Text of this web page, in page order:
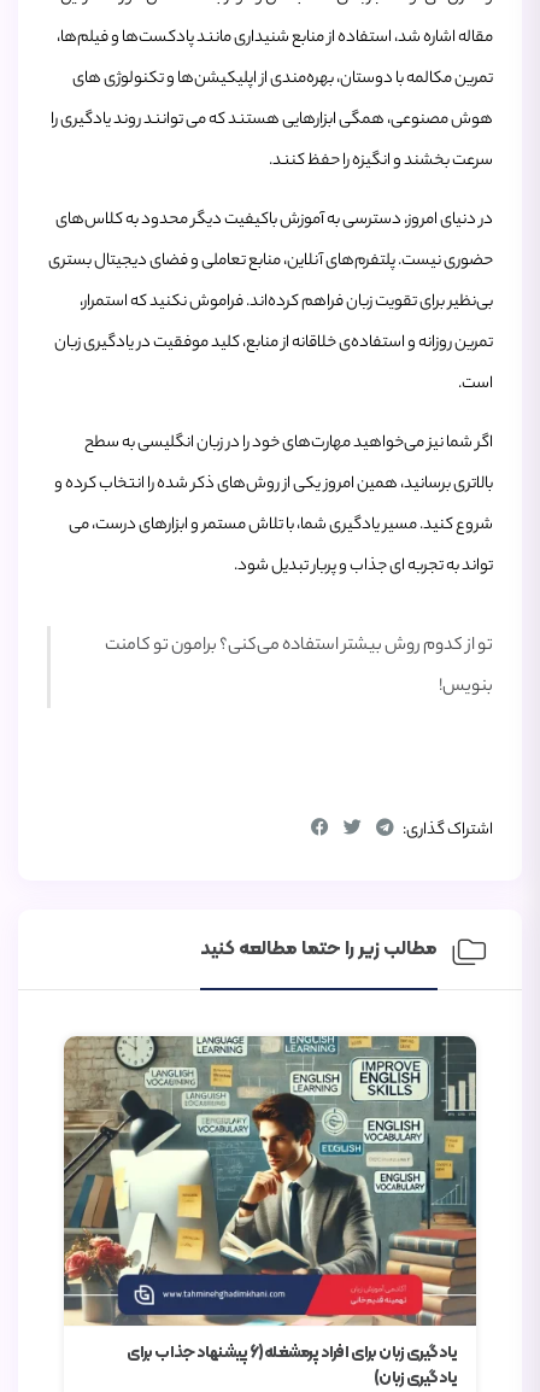
مقاله اشاره شد، استفاده از منابع شنیداری مانند پادکست‌ها و فیلم‌ها،
تمرین مکالمه با دوستان، بهره‌مندی از اپلیکیشن‌ها و تکنولوژی‌ های
هوش مصنوعی، همگی ابزارهایی هستند که می‌ توانند روند یادگیری را
سرعت بخشند و انگیزه را حفظ کنند.
در دنیای امروز، دسترسی به آموزش باکیفیت دیگر محدود به کلاس‌های
حضوری نیست. پلتفرم‌های آنلاین، منابع تعاملی و فضای دیجیتال بستری
بی‌نظیر برای تقویت زبان فراهم کرده‌اند. فراموش نکنید که استمرار،
تمرین روزانه و استفاده‌ی خلاقانه از منابع، کلید موفقیت در یادگیری زبان
است.
اگر شما نیز می‌خواهید مهارت‌های خود را در زبان انگلیسی به سطح
بالاتری برسانید، همین امروز یکی از روش‌های ذکر شده را انتخاب کرده و
شروع کنید. مسیر یادگیری شما، با تلاش مستمر و ابزارهای درست، می‌
تواند به تجربه‌ ای جذاب و پربار تبدیل شود.
تو از کدوم روش بیشتر استفاده می‌کنی؟ برامون تو کامنت
بنویس!
اشتراک گذاری:
مطالب زیر را حتما مطالعه کنید
یادگیری زبان برای افراد پرمشغله(6 پیشنهاد جذاب برای
یادگیری زبان)